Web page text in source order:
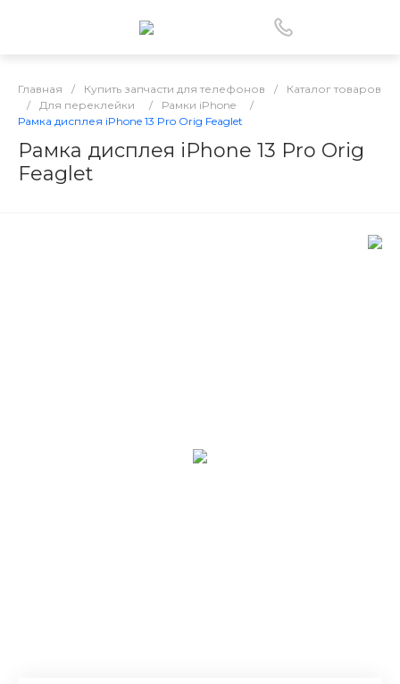
Главная / Купить запчасти для телефонов /
Каталог товаров
/
Для переклейки / Рамки iPhone
/
Рамка дисплея iPhone 13 Pro Orig Feaglet
Рамка дисплея iPhone 13 Pro Orig
Feaglet